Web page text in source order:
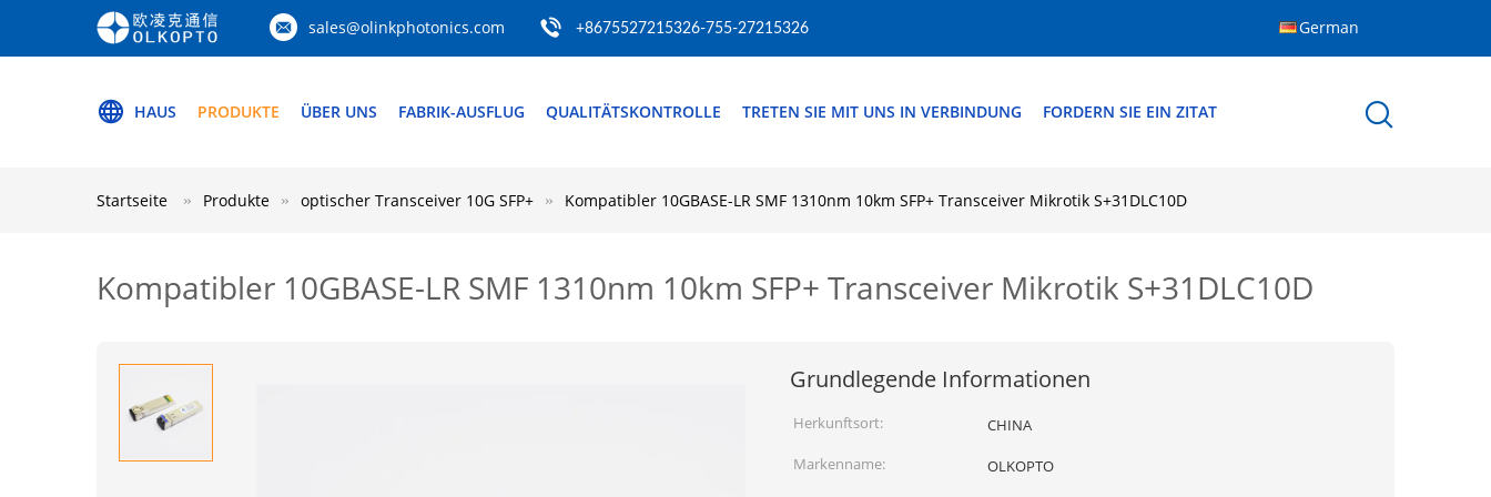
sales@olinkphotonics.com +8675527215326-755-27215326 German
HAUS PRODUKTE ÜBER UNS FABRIK-AUSFLUG QUALITÄTSKONTROLLE TRETEN SIE MIT UNS IN VERBINDUNG FORDERN SIE EIN ZITAT
Startseite Produkte optischer Transceiver 10G SFP+ Kompatibler 10GBASE-LR SMF 1310nm 10km SFP+ Transceiver Mikrotik S+31DLC10D
Kompatibler 10GBASE-LR SMF 1310nm 10km SFP+ Transceiver Mikrotik S+31DLC10D
Grundlegende Informationen
Herkunftsort:
CHINA
Markenname:
OLKOPTO